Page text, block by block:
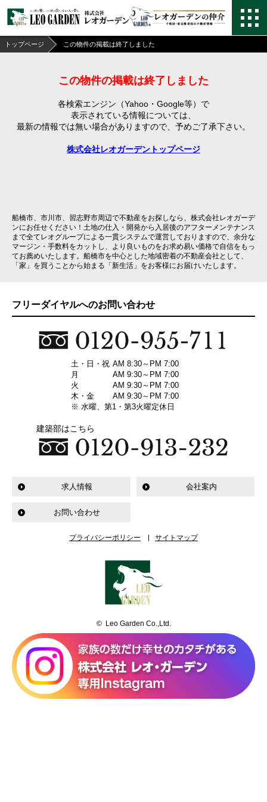
トップページ この物件の掲載は終了しました
この物件の掲載は終了しました
各検索エンジン（Yahoo・Google等）で
表示されている情報については、
最新の情報では無い場合がありますので、 予めご了承下さい。
株式会社レオガーデントップページ
船橋市、市川市、習志野市周辺で不動産をお探しなら、株式会社レオガーデ
ンにお任せください！土地の仕入・開発から入居後のアフターメンテナンス
まで全てレオグループによる一貫システムで運営しておりますので、余分な
マージン・手数料をカットし、より良いものをお求め易い価格で自信をもっ
てお薦めいたします。船橋市を中心とした地域密着の不動産会社として、
「家」を買うことから始まる「新生活」をお客様にお届けいたします。
フリーダイヤルへのお問い合わせ
土・日・祝 AM 8:30～PM 7:00
月
AM 9:30～PM 7:00
火
AM 9:30～PM 7:00
木・金
AM 9:30～PM 7:00
※ 水曜、第1・第3火曜定休日
建築部はこちら
求人情報 会社案内
お問い合わせ
プライバシーポリシー サイトマップ
© Leo Garden Co.,Ltd.